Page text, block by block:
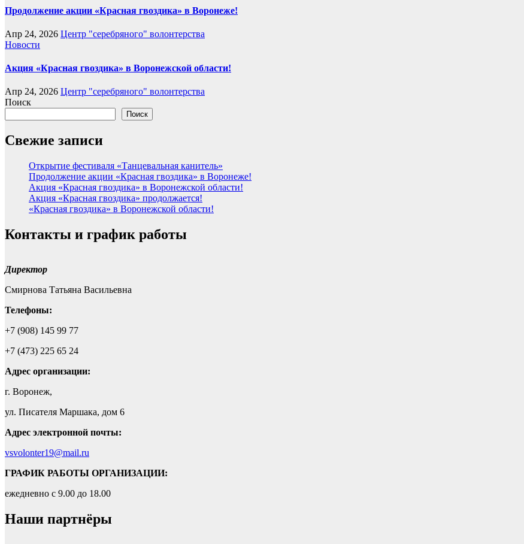
Продолжение акции «Красная гвоздика» в Воронеже!
Апр 24, 2026 Центр "серебряного" волонтерства
Новости
Акция «Красная гвоздика» в Воронежской области!
Апр 24, 2026 Центр "серебряного" волонтерства
Поиск
Поиск
Свежие записи
Открытие фестиваля «Танцевальная канитель»
Продолжение акции «Красная гвоздика» в Воронеже!
Акция «Красная гвоздика» в Воронежской области!
Акция «Красная гвоздика» продолжается!
«Красная гвоздика» в Воронежской области!
Контакты и график работы
Директор
Смирнова Татьяна Васильевна
Телефоны:
+7 (908) 145 99 77
+7 (473) 225 65 24
Адрес организации:
г. Воронеж,
ул. Писателя Маршака, дом 6
Адрес электронной почты:
vsvolonter19@mail.ru
ГРАФИК РАБОТЫ ОРГАНИЗАЦИИ:
ежедневно с 9.00 до 18.00
Наши партнёры